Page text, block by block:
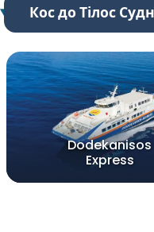
Кос до Тілос
Dodekanisos
Express